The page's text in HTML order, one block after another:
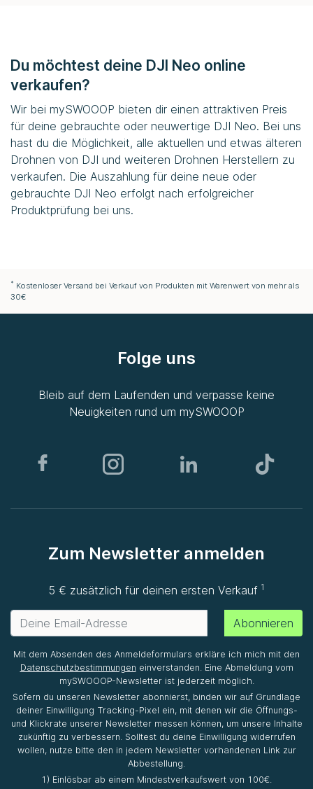
Du möchtest deine DJI Neo online
verkaufen?
Wir bei mySWOOOP bieten dir einen attraktiven Preis
für deine gebrauchte oder neuwertige DJI Neo. Bei uns
hast du die Möglichkeit, alle aktuellen und etwas älteren
Drohnen von DJI und weiteren Drohnen Herstellern zu
verkaufen. Die Auszahlung für deine neue oder
gebrauchte DJI Neo erfolgt nach erfolgreicher
Produktprüfung bei uns.
* Kostenloser Versand bei Verkauf von Produkten mit Warenwert von mehr als
30€
Folge uns
Bleib auf dem Laufenden und verpasse keine
Neuigkeiten rund um mySWOOOP
Zum Newsletter anmelden
5 € zusätzlich für deinen ersten Verkauf1
Abonnieren
Mit dem Absenden des Anmeldeformulars erkläre ich mich mit den
Datenschutzbestimmungen einverstanden. Eine Abmeldung vom
mySWOOOP-Newsletter ist jederzeit möglich.
Sofern du unseren Newsletter abonnierst, binden wir auf Grundlage
deiner Einwilligung Tracking-Pixel ein, mit denen wir die Öffnungs-
und Klickrate unserer Newsletter messen können, um unsere Inhalte
zukünftig zu verbessern. Solltest du deine Einwilligung widerrufen
wollen, nutze bitte den in jedem Newsletter vorhandenen Link zur
Abbestellung.
1) Einlösbar ab einem Mindestverkaufswert von 100€.